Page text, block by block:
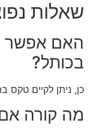
שאלות
האם אפשר
בכותל?
כן, ניתן לקיים
מה קורה